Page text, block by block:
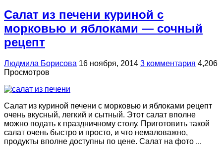
Салат из печени куриной с
морковью и яблоками — сочный
рецепт
Людмила Борисова 16 ноября, 2014 3 комментария 4,206
Просмотров
Салат из куриной печени с морковью и яблоками рецепт
очень вкусный, легкий и сытный. Этот салат вполне
можно подать к праздничному столу. Приготовить такой
салат очень быстро и просто, и что немаловажно,
продукты вполне доступны по цене. Салат на фото ...